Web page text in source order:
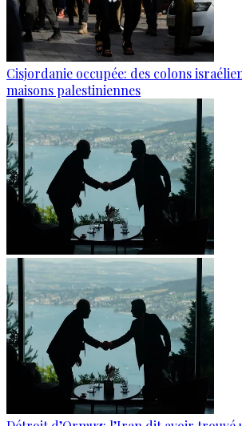
Cisjordanie occupée: des colons
maisons palestiniennes